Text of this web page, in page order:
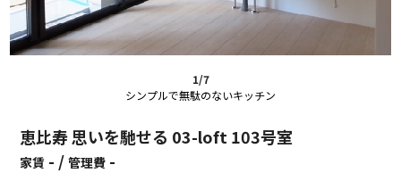
1/7
シンプルで無駄のないキッチン
恵比寿 思いを馳せる 03-loft 103号室
家賃 - /管理費 -